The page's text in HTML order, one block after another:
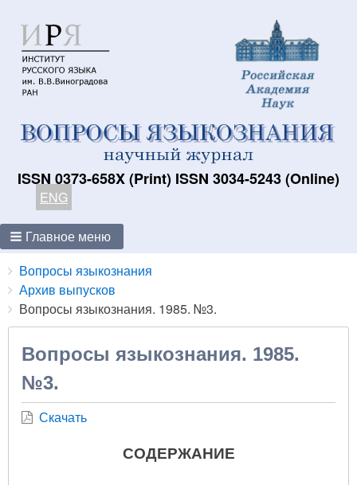
ISSN 0373-658X (Print) ISSN 3034-5243 (Online)
ENG
Главное меню
Breadcrumbs
You
are
here:
Вопросы языкознания
Архив выпусков
Вопросы языкознания. 1985. №3.
Вопросы языкознания. 1985.
№3.
Скачать
СОДЕРЖАНИЕ